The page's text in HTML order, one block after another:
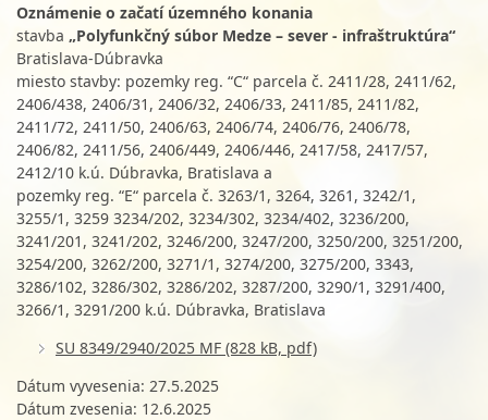
Oznámenie o začatí územného konania
stavba „Polyfunkčný súbor Medze – sever - infraštruktúra“
Bratislava-Dúbravka
miesto stavby: pozemky reg. “C“ parcela č. 2411/28, 2411/62,
2406/438, 2406/31, 2406/32, 2406/33, 2411/85, 2411/82,
2411/72, 2411/50, 2406/63, 2406/74, 2406/76, 2406/78,
2406/82, 2411/56, 2406/449, 2406/446, 2417/58, 2417/57,
2412/10 k.ú. Dúbravka, Bratislava a
pozemky reg. “E“ parcela č. 3263/1, 3264, 3261, 3242/1,
3255/1, 3259 3234/202, 3234/302, 3234/402, 3236/200,
3241/201, 3241/202, 3246/200, 3247/200, 3250/200, 3251/200,
3254/200, 3262/200, 3271/1, 3274/200, 3275/200, 3343,
3286/102, 3286/302, 3286/202, 3287/200, 3290/1, 3291/400,
3266/1, 3291/200 k.ú. Dúbravka, Bratislava
SU 8349/2940/2025 MF (828 kB, pdf)
Dátum vyvesenia: 27.5.2025
Dátum zvesenia: 12.6.2025